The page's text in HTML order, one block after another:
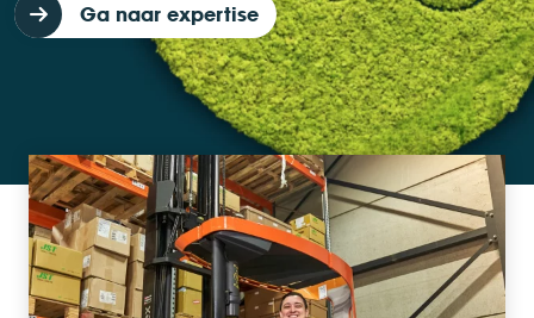
Ga naar expertise